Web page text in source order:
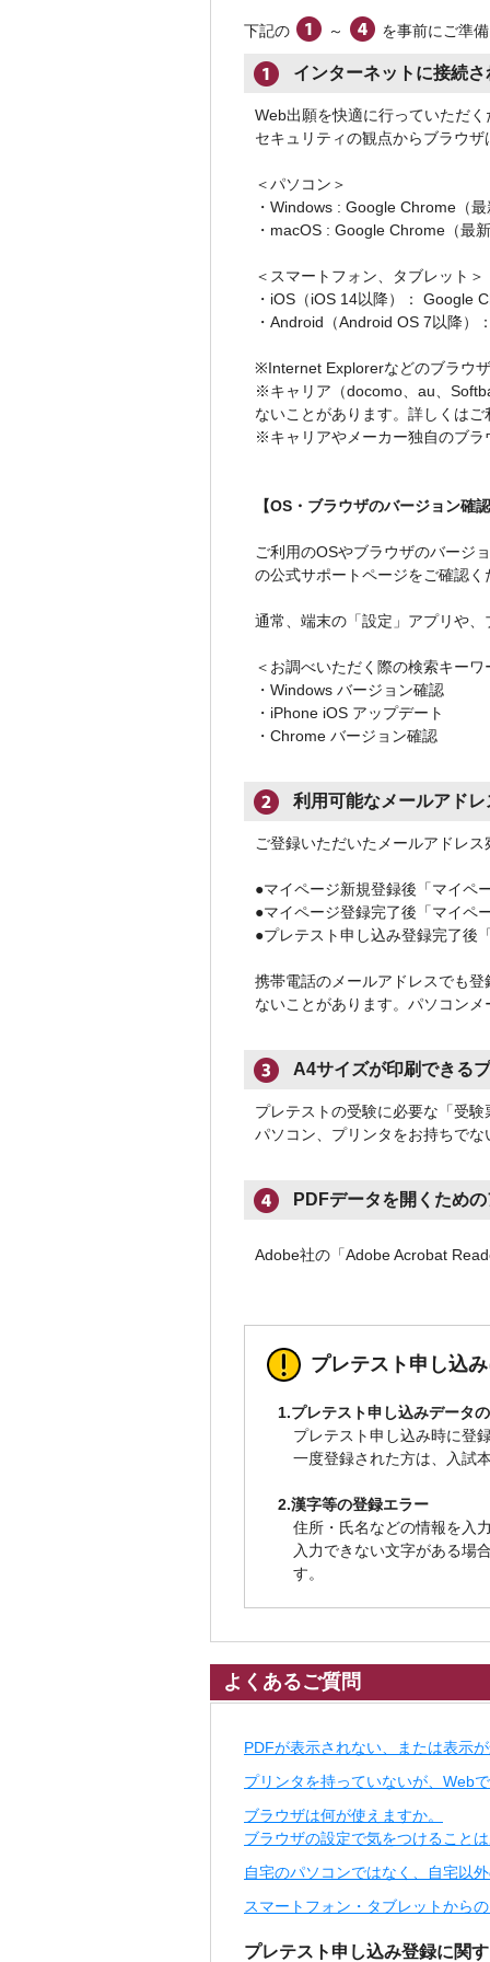
下記の ～ を事前にご準
インターネットに接続
Web出願を快適に行っていただ
セキュリティの観点からブラウ
＜パソコン＞
・Windows : Google Chrome（
・macOS : Google Chrome（最
＜スマートフォン、タブレット＞
・iOS（iOS 14以降）： Google
・Android（Android OS 7以降）
※Internet Explorerなどのブラウ
※キャリア（docomo、au、
ないことがあります。詳しくは
※キャリアやメーカー独自のブ
【OS・ブラウザのバージョン確
ご利用のOSやブラウザのバージ
の公式サポートページをご確認く
通常、端末の「設定」アプリや
＜お調べいただく際の検索キーワ
・Windows バージョン確認
・iPhone iOS アップデート
・Chrome バージョン確認
利用可能なメールアド
ご登録いただいたメールアドレ
●マイページ新規登録後「マイペ
●マイページ登録完了後「マイペ
●プレテスト申し込み登録完了後
携帯電話のメールアドレスでも
ないことがあります。パソコン
A4サイズが印刷できる
プレテストの受験に必要な「受
パソコン、プリンタをお持ちで
PDFデータを開くため
Adobe社の「Adobe Acrobat
プレテスト申し込
1.プレテスト申し込みデータ
プレテスト申し込み時に登
一度登録された方は、入試
2.漢字等の登録エラー
住所・氏名などの情報を入
入力できない文字がある場
す。
よくあるご質問
PDFが表示されない、または表示
プリンタを持っていないが、Web
ブラウザは何が使えますか。
ブラウザの設定で気をつけること
自宅のパソコンではなく、自宅以
スマートフォン・タブレットから
プレテスト申し込み登録に関